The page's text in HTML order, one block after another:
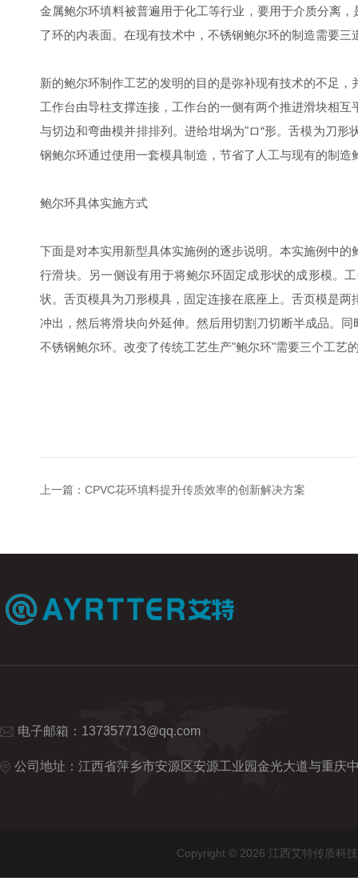
金属鲍尔环填料被普遍用于化工等行业，要用于介质分离
了环的内表面。在现有技术中，不锈钢鲍尔环的制造需要
新的鲍尔环制作工艺的发明的目的是弥补现有技术的不足
工作台由导柱支撑连接，工作台的一侧有两个推进滑块相
与切边和弯曲模并排排列。进给坩埚为"ロ“形。舌模为刀
钢鲍尔环通过使用一套模具制造，节省了人工与现有的制
鲍尔环具体实施方式
下面是对本实用新型具体实施例的逐步说明。本实施例中
行滑块。另一侧设有用于将鲍尔环固定成形状的成形模。
状。舌页模具为刀形模具，固定连接在底座上。舌页模是
冲出，然后将滑块向外延伸。然后用切割刀切断半成品。
不锈钢鲍尔环。改变了传统工艺生产"鲍尔环"需要三个工艺
上一篇： CPVC花环填料提升传质效率的创新解决方案
电子邮箱： 137357713@qq.com
公司地址：江西省萍乡市安源区安源工业园金光大道与重庆
Copyright © 2026 江西艾特传质科